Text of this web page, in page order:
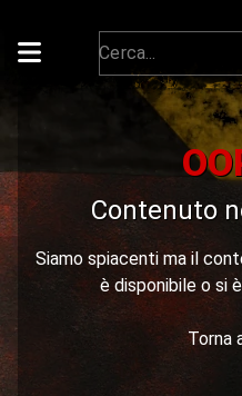
Contenuto
Siamo spiacenti ma il
è disponibile o si
Torna